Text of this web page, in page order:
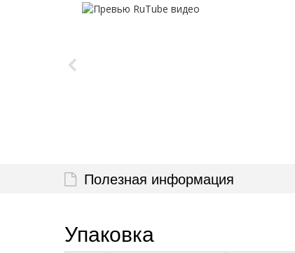
Полезная информация
Упаковка